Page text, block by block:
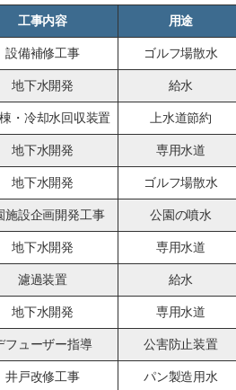
工事内容 用途
設備補修工事 ゴルフ場散水
地下水開発 給水
・冷却水回収装置 上水道節約
地下水開発 専用水道
地下水開発 ゴルフ場散水
施設企画開発工事 公園の噴水
地下水開発 専用水道
濾過装置 給水
地下水開発 専用水道
フューザー指導 公害防止装置
井戸改修工事 パン製造用水